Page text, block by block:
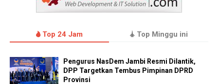
Top 24 Jam Top Minggu ini
Pengurus NasDem Jambi Resmi Dilantik,
DPP Targetkan Tembus Pimpinan DPRD
Provinsi